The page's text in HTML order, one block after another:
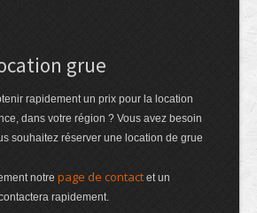
grue
rapidement un prix pour la location
dans votre région ? Vous avez besoin
souhaitez réserver une location de grue
notre page de contact et un
rapidement.